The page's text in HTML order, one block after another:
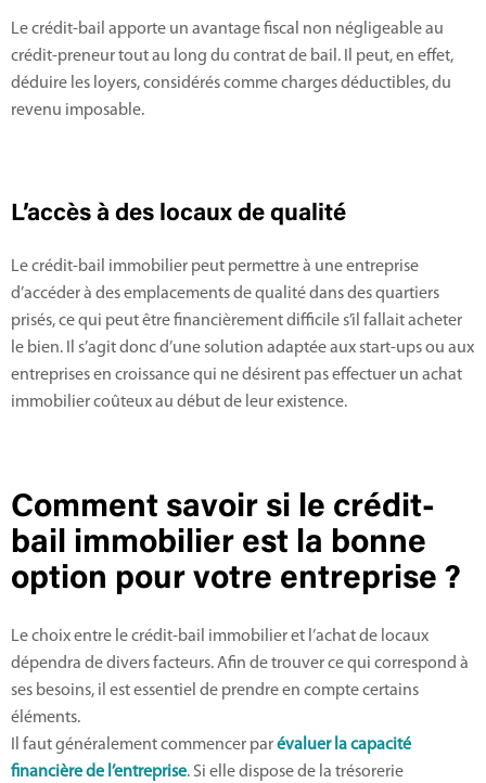
Le crédit-bail apporte un avantage fiscal non négligeable au
crédit-preneur tout au long du contrat de bail. Il peut, en effet,
déduire les loyers, considérés comme charges déductibles, du
revenu imposable.
L’accès à des locaux de qualité
Le crédit-bail immobilier peut permettre à une entreprise
d’accéder à des emplacements de qualité dans des quartiers
prisés, ce qui peut être financièrement difficile s’il fallait acheter
le bien. Il s’agit donc d’une solution adaptée aux start-ups ou aux
entreprises en croissance qui ne désirent pas effectuer un achat
immobilier coûteux au début de leur existence.
Comment savoir si le crédit-
bail immobilier est la bonne
option pour votre entreprise ?
Le choix entre le crédit-bail immobilier et l’achat de locaux
dépendra de divers facteurs. Afin de trouver ce qui correspond à
ses besoins, il est essentiel de prendre en compte certains
éléments.
Il faut généralement commencer parévaluer la capacité
financière de l’entreprise. Si elle dispose de la trésorerie